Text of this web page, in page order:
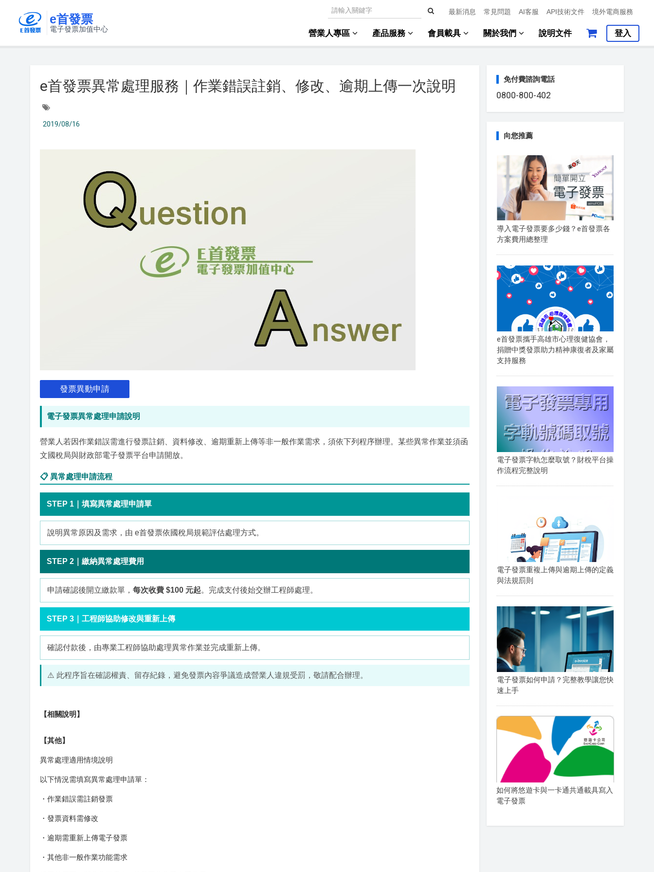
e首發票
電子發票加值中心
最新消息 常見問題 AI客服 API技術文件 境外電商服務
營業人專區 產品服務 會員載具 關於我們 說明文件 登入
e首發票異常處理服務｜作業錯誤註銷、修改、逾期上傳一次說明
2019/08/16
發票異動申請
電子發票異常處理申請說明
營業人若因作業錯誤需進行發票註銷、資料修改、逾期重新上傳等非一般作業需求，須依下列程序辦理。某些異常作業並須函
文國稅局與財政部電子發票平台申請開放。
📋 異常處理申請流程
STEP 1｜填寫異常處理申請單
說明異常原因及需求，由 e首發票依國稅局規範評估處理方式。
STEP 2｜繳納異常處理費用
申請確認後開立繳款單， 每次收費 $100 元起。完成支付後始交辦工程師處理。
STEP 3｜工程師協助修改與重新上傳
確認付款後，由專業工程師協助處理異常作業並完成重新上傳。
⚠️ 此程序旨在確認權責、留存紀錄，避免發票內容爭議造成營業人違規受罰，敬請配合辦理。
【相關說明】
【其他】
異常處理適用情境說明
以下情況需填寫異常處理申請單：
・作業錯誤需註銷發票
・發票資料需修改
・逾期需重新上傳電子發票
・其他非一般作業功能需求
免付費諮詢電話
0800-800-402
向您推薦
導入電子發票要多少錢？e首發票各
方案費用總整理
e首發票攜手高雄市心理復健協會，
捐贈中獎發票助力精神康復者及家屬
支持服務
電子發票字軌怎麼取號？財稅平台操
作流程完整說明
電子發票重複上傳與逾期上傳的定義
與法規罰則
電子發票如何申請？完整教學讓您快
速上手
如何將悠遊卡與一卡通共通載具寫入
電子發票